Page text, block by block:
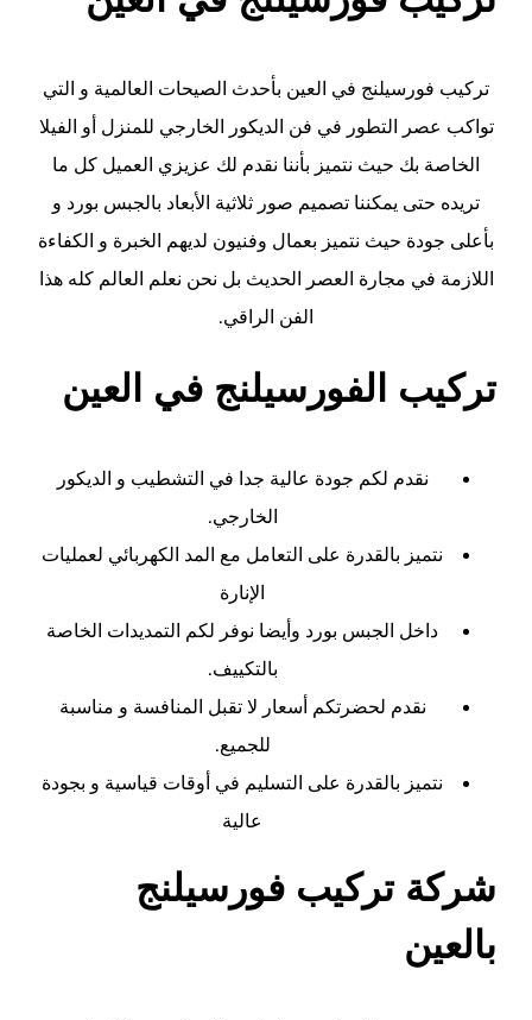
تركيب فورسيلنج في العين بأحدث الصيحات العالمية و التي
تواكب عصر التطور في فن الديكور الخارجي للمنزل أو الفيلا
الخاصة بك حيث نتميز بأننا نقدم لك عزيزي العميل كل ما
تريده حتى يمكننا تصميم صور ثلاثية الأبعاد بالجبس بورد و
بأعلى جودة حيث نتميز بعمال وفنيون لديهم الخبرة و الكفاءة
اللازمة في مجارة العصر الحديث بل نحن نعلم العالم كله هذا
الفن الراقي.
تركيب الفورسيلنج في العين
نقدم لكم جودة عالية جدا في التشطيب و الديكور
الخارجي.
نتميز بالقدرة على التعامل مع المد الكهربائي لعمليات
الإنارة
داخل الجبس بورد وأيضا نوفر لكم التمديدات الخاصة
بالتكييف.
نقدم لحضرتكم أسعار لا تقبل المنافسة و مناسبة
للجميع.
نتميز بالقدرة على التسليم في أوقات قياسية و بجودة
عالية
شركة تركيب فورسيلنج
بالعين